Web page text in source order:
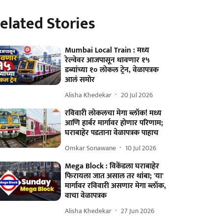
Stories
Mumbai Local Train : मध्य
रेल्वेवर आजपासून धावणार १५
डब्यांच्या १० लोकल ट्रेन, वेळापत्रक
आलं समोर
Alisha Khedekar 20 Jul 2026
रविवारी लोकलचा मेगा ब्लॉक! मध्य
आणि हार्बर मार्गावर होणार परिणाम;
घराबाहेर पडताना वेळापत्रक पाहाच
Omkar Sonawane 10 Jul 2026
Mega Block : विकेंडला घराबाहेर
फिरायला जात असाल तर थांबा; 'या'
मार्गावर रविवारी असणार मेगा ब्लॉक,
वाचा वेळापत्रक
Alisha Khedekar 27 Jun 2026